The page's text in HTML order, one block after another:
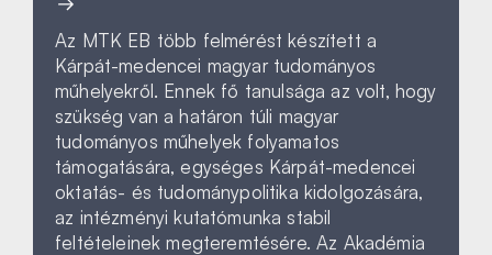
Az MTK EB több felmérést készített a
Kárpát-medencei magyar tudományos
műhelyekről. Ennek fő tanulsága az volt, hogy
szükség van a határon túli magyar
tudományos műhelyek folyamatos
támogatására, egységes Kárpát-medencei
oktatás- és tudománypolitika kidolgozására,
az intézményi kutatómunka stabil
feltételeinek megteremtésére. Az Akadémia